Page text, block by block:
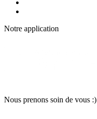
Notre application
Nous prenons soin de vous :)